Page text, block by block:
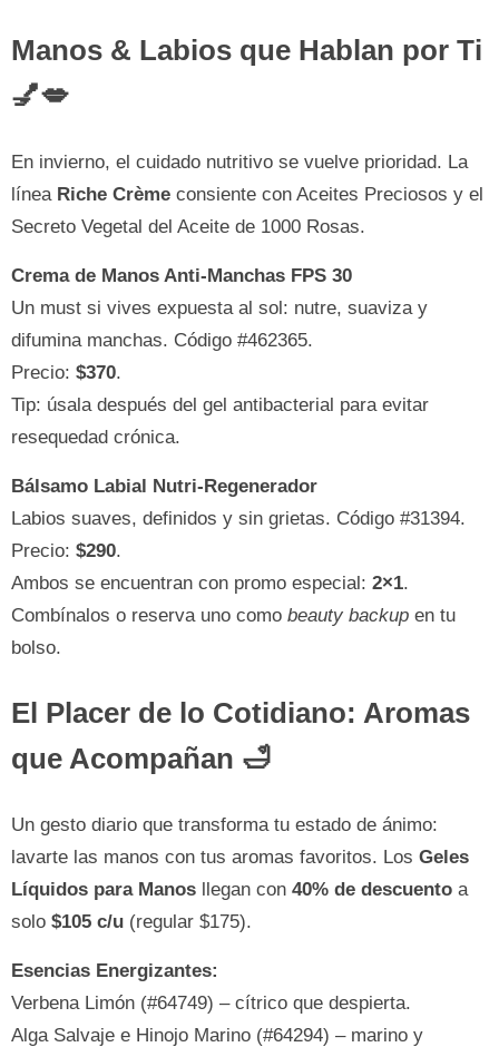
Manos & Labios que Hablan por Ti
💅💋
En invierno, el cuidado nutritivo se vuelve prioridad. La
línea Riche Crème consiente con Aceites Preciosos y el
Secreto Vegetal del Aceite de 1000 Rosas.
Crema de Manos Anti-Manchas FPS 30
Un must si vives expuesta al sol: nutre, suaviza y
difumina manchas. Código #462365.
Precio: $370.
Tip: úsala después del gel antibacterial para evitar
resequedad crónica.
Bálsamo Labial Nutri-Regenerador
Labios suaves, definidos y sin grietas. Código #31394.
Precio: $290.
Ambos se encuentran con promo especial: 2×1.
Combínalos o reserva uno como beauty backup en tu
bolso.
El Placer de lo Cotidiano: Aromas
que Acompañan 🛁
Un gesto diario que transforma tu estado de ánimo:
lavarte las manos con tus aromas favoritos. Los Geles
Líquidos para Manos llegan con 40% de descuento a
solo $105 c/u (regular $175).
Esencias Energizantes:
Verbena Limón (#64749) – cítrico que despierta.
Alga Salvaje e Hinojo Marino (#64294) – marino y